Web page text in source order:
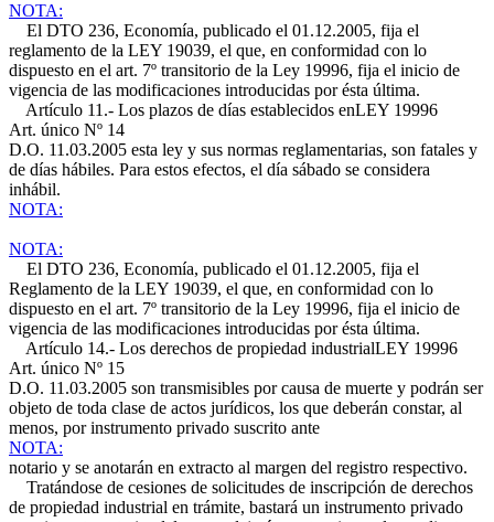
NOTA:
El DTO 236, Economía, publicado el 01.12.2005, fija el
reglamento de la LEY 19039, el que, en conformidad con lo
dispuesto en el art. 7º transitorio de la Ley 19996, fija el inicio de
vigencia de las modificaciones introducidas por ésta última.
Artículo 11.- Los plazos de días establecidos enLEY 19996
Art. único Nº 14
D.O. 11.03.2005 esta ley y sus normas reglamentarias, son fatales y
de días hábiles. Para estos efectos, el día sábado se considera
inhábil.
NOTA:
NOTA:
El DTO 236, Economía, publicado el 01.12.2005, fija el
Reglamento de la LEY 19039, el que, en conformidad con lo
dispuesto en el art. 7º transitorio de la Ley 19996, fija el inicio de
vigencia de las modificaciones introducidas por ésta última.
Artículo 14.- Los derechos de propiedad industrialLEY 19996
Art. único Nº 15
D.O. 11.03.2005 son transmisibles por causa de muerte y podrán ser
objeto de toda clase de actos jurídicos, los que deberán constar, al
menos, por instrumento privado suscrito ante
NOTA:
notario y se anotarán en extracto al margen del registro respectivo.
Tratándose de cesiones de solicitudes de inscripción de derechos
de propiedad industrial en trámite, bastará un instrumento privado